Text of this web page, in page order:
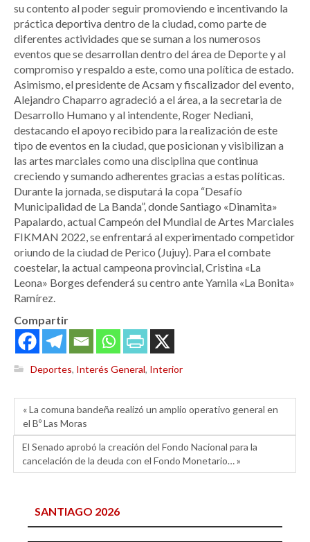
su contento al poder seguir promoviendo e incentivando la
práctica deportiva dentro de la ciudad, como parte de
diferentes actividades que se suman a los numerosos
eventos que se desarrollan dentro del área de Deporte y al
compromiso y respaldo a este, como una política de estado.
Asimismo, el presidente de Acsam y fiscalizador del evento,
Alejandro Chaparro agradeció a el área, a la secretaria de
Desarrollo Humano y al intendente, Roger Nediani,
destacando el apoyo recibido para la realización de este
tipo de eventos en la ciudad, que posicionan y visibilizan a
las artes marciales como una disciplina que continua
creciendo y sumando adherentes gracias a estas políticas.
Durante la jornada, se disputará la copa “Desafío
Municipalidad de La Banda”, donde Santiago «Dinamita»
Papalardo, actual Campeón del Mundial de Artes Marciales
FIKMAN 2022, se enfrentará al experimentado competidor
oriundo de la ciudad de Perico (Jujuy). Para el combate
coestelar, la actual campeona provincial, Cristina «La
Leona» Borges defenderá su centro ante Yamila «La Bonita»
Ramírez.
Compartir
Deportes, Interés General, Interior
« La comuna bandeña realizó un amplio operativo general en
el Bº Las Moras
El Senado aprobó la creación del Fondo Nacional para la
cancelación de la deuda con el Fondo Monetario… »
SANTIAGO 2026